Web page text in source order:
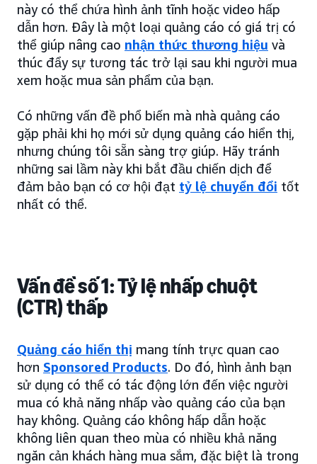
này có thể chứa hình ảnh tĩnh hoặc video hấp
dẫn hơn. Đây là một loại quảng cáo có giá trị có
thể giúp nâng cao nhận thức thương hiệu và
thúc đẩy sự tương tác trở lại sau khi người mua
xem hoặc mua sản phẩm của bạn.
Có những vấn đề phổ biến mà nhà quảng cáo
gặp phải khi họ mới sử dụng quảng cáo hiển thị,
nhưng chúng tôi sẵn sàng trợ giúp. Hãy tránh
những sai lầm này khi bắt đầu chiến dịch để
đảm bảo bạn có cơ hội đạt tỷ lệ chuyển đổi tốt
nhất có thể.
Vấn đề số 1: Tỷ lệ nhấp chuột
(CTR) thấp
Quảng cáo hiển thị mang tính trực quan cao
hơn Sponsored Products. Do đó, hình ảnh bạn
sử dụng có thể có tác động lớn đến việc người
mua có khả năng nhấp vào quảng cáo của bạn
hay không. Quảng cáo không hấp dẫn hoặc
không liên quan theo mùa có nhiều khả năng
ngăn cản khách hàng mua sắm, đặc biệt là trong